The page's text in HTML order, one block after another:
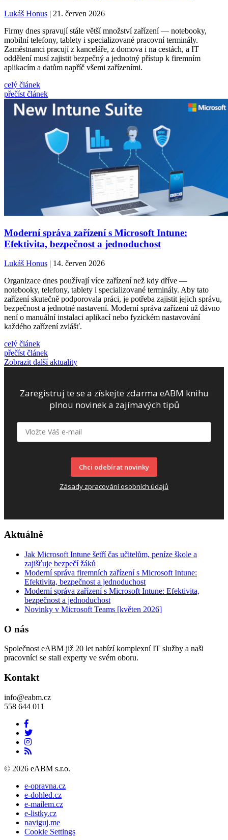
Lukáš Honus | 21. červen 2026
Firmy dnes spravují stále větší množství zařízení — notebooky,
mobilní telefony, tablety i specializované pracovní terminály.
Zaměstnanci pracují z kanceláře, z domova i na cestách, a IT
oddělení musí zajistit bezpečný a jednotný přístup k firemním
aplikacím a datům napříč všemi zařízeními.
celý článek
přečíst článek
Moderní správa zařízení s Microsoft Intune:
Efektivita, bezpečnost a jednoduchost
Lukáš Honus | 14. červen 2026
Organizace dnes používají více zařízení než kdy dříve —
notebooky, telefony, tablety i specializované terminály. Aby tato
zařízení skutečně podporovala práci, je potřeba zajistit jejich správu,
bezpečnost a jednotné nastavení. Moderní správa zařízení už dávno
není o manuální instalaci aplikací nebo fyzickém nastavování
každého zařízení zvlášť.
celý článek
přečíst článek
Zobrazit další aktuality
Zaregistruj te se a získejte zdarma eABM knihu
plnou novinek a zajímavých tipů
Chci odebírat novinky
Zásady zpracování osobních údajů
Aktuálně
Jak Microsoft Intune šetří čas učitelům, peníze škole a
zajišťuje bezpečí žáků
Moderní správa firemních zařízení s Microsoft Intune:
Efektivita, bezpečnost a jednoduchost
Moderní správa zařízení s Microsoft Intune: Efektivita,
bezpečnost a jednoduchost
Novinky v Microsoft Teams [květen 2026]
O nás
Společnost eABM již 20 let nabízí komplexní IT služby a naši
pracovníci se stali experty ve svém oboru.
Kontakt
info@eabm.cz
558 644 011
© 2026 eABM s.r.o.
e-opravna.cz
e-dohled.cz
e-mailem.cz
e-listky.cz
naviguj.me
Cookie Settings